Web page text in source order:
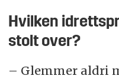
Hvilken
stolt over?
– Glemmer aldri